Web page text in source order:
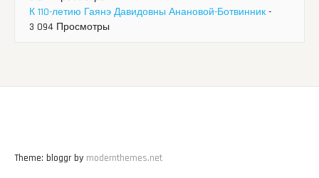
К 110-летию Гаянэ Давидовны Анановой-Ботвинник -
3 094 Просмотры
Theme: bloggr by modernthemes.net